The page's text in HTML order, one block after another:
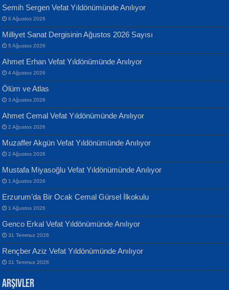
MUSTAFA KELOĞLU
Yarına İz Bırakmak...
ATİLLA ÖZEN
Sultan Olmadan Önce Eyüp...
EKREM KARABABA
Yılmaz Ekinci
Geceye Söylenen...
Banu Sancak
Defterimden İçeri...
İsmail Aydos
İnkisar...
Semih Sergen Vefat Yıldönümünde Anılıyor
6 Ağustos 2026
Milliyet Sanat Dergisinin Ağustos 2026 Sayısı
5 Ağustos 2026
Ahmet Erhan Vefat Yıldönümünde Anılıyor
4 Ağustos 2026
Ölüm ve Atlas
3 Ağustos 2026
Ahmet Cemal Vefat Yıldönümünde Anılıyor
2 Ağustos 2026
Muzaffer Akgün Vefat Yıldönümünde Anılıyor
2 Ağustos 2026
Mustafa Miyasoğlu Vefat Yıldönümünde Anılıyor
1 Ağustos 2026
Erzurum’da Bir Ocak Cemal Gürsel İlkokulu
1 Ağustos 2026
Genco Erkal Vefat Yıldönümünde Anılıyor
31 Temmuz 2026
Rençber Aziz Vefat Yıldönümünde Anılıyor
31 Temmuz 2026
Arşivler